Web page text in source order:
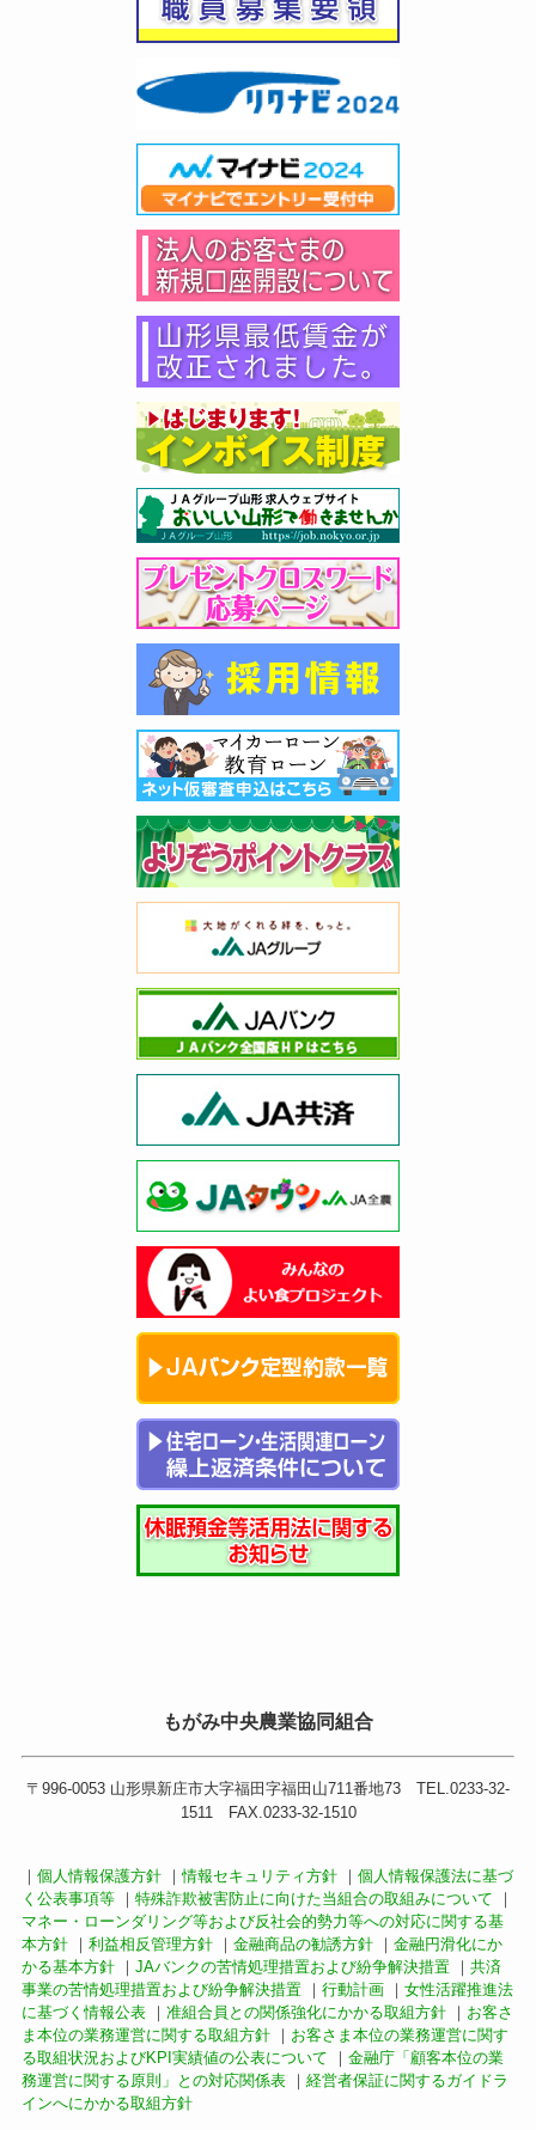
もがみ中央農業協同組合
〒996-0053 山形県新庄市大字福田字福田山711番地73 TEL.0233-32-
1511 FAX.0233-32-1510
｜ 個人情報保護方針｜情報セキュリティ方針 ｜ 個人情報保護法に基づ
く公表事項等｜ 特殊詐欺被害防止に向けた当組合の取組みについて ｜
マネー・ローンダリング等および反社会的勢力等への対応に関する基
本方針｜ 利益相反管理方針 ｜ 金融商品の勧誘方針｜ 金融円滑化にか
かる基本方針｜ JAバンクの苦情処理措置および紛争解決措置｜ 共済
事業の苦情処理措置および紛争解決措置｜ 行動計画｜ 女性活躍推進法
に基づく情報公表｜ 准組合員との関係強化にかかる取組方針｜ お客さ
ま本位の業務運営に関する取組方針｜ お客さま本位の業務運営に関す
る取組状況およびKPI実績値の公表について ｜ 金融庁「顧客本位の業
務運営に関する原則」との対応関係表｜ 経営者保証に関するガイドラ
インへにかかる取組方針